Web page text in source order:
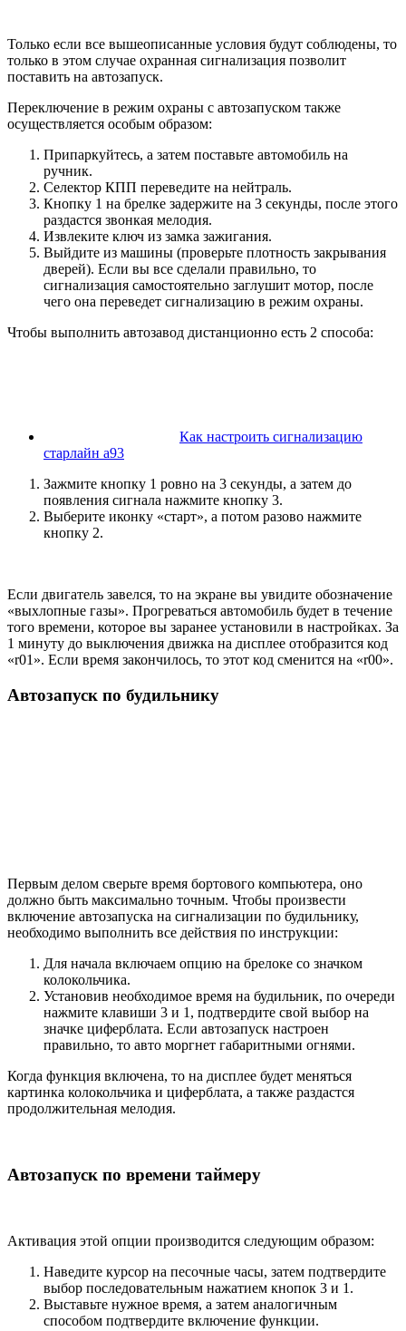
Только если все вышеописанные условия будут соблюдены, то
только в этом случае охранная сигнализация позволит
поставить на автозапуск.
Переключение в режим охраны с автозапуском также
осуществляется особым образом:
Припаркуйтесь, а затем поставьте автомобиль на
ручник.
Селектор КПП переведите на нейтраль.
Кнопку 1 на брелке задержите на 3 секунды, после этого
раздастся звонкая мелодия.
Извлеките ключ из замка зажигания.
Выйдите из машины (проверьте плотность закрывания
дверей). Если вы все сделали правильно, то
сигнализация самостоятельно заглушит мотор, после
чего она переведет сигнализацию в режим охраны.
Чтобы выполнить автозавод дистанционно есть 2 способа:
Как настроить сигнализацию
старлайн а93
Зажмите кнопку 1 ровно на 3 секунды, а затем до
появления сигнала нажмите кнопку 3.
Выберите иконку «старт», а потом разово нажмите
кнопку 2.
Если двигатель завелся, то на экране вы увидите обозначение
«выхлопные газы». Прогреваться автомобиль будет в течение
того времени, которое вы заранее установили в настройках. За
1 минуту до выключения движка на дисплее отобразится код
«r01». Если время закончилось, то этот код сменится на «r00».
Автозапуск по будильнику
Первым делом сверьте время бортового компьютера, оно
должно быть максимально точным. Чтобы произвести
включение автозапуска на сигнализации по будильнику,
необходимо выполнить все действия по инструкции:
Для начала включаем опцию на брелоке со значком
колокольчика.
Установив необходимое время на будильник, по очереди
нажмите клавиши 3 и 1, подтвердите свой выбор на
значке циферблата. Если автозапуск настроен
правильно, то авто моргнет габаритными огнями.
Когда функция включена, то на дисплее будет меняться
картинка колокольчика и циферблата, а также раздастся
продолжительная мелодия.
Автозапуск по времени таймеру
Активация этой опции производится следующим образом:
Наведите курсор на песочные часы, затем подтвердите
выбор последовательным нажатием кнопок 3 и 1.
Выставьте нужное время, а затем аналогичным
способом подтвердите включение функции.